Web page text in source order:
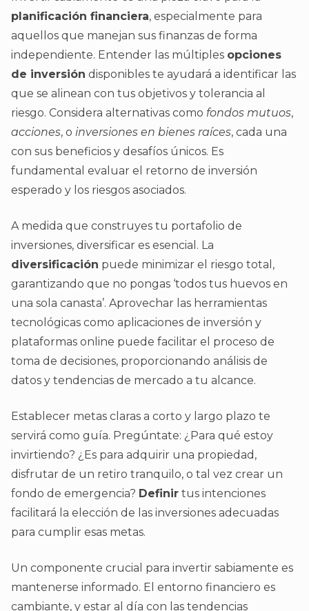
planificación financiera, especialmente para
aquellos que manejan sus finanzas de forma
independiente. Entender las múltiples opciones
de inversión disponibles te ayudará a identificar las
que se alinean con tus objetivos y tolerancia al
riesgo. Considera alternativas como fondos mutuos,
acciones, o inversiones en bienes raíces, cada una
con sus beneficios y desafíos únicos. Es
fundamental evaluar el retorno de inversión
esperado y los riesgos asociados.
A medida que construyes tu portafolio de
inversiones, diversificar es esencial. La
diversificación puede minimizar el riesgo total,
garantizando que no pongas ‘todos tus huevos en
una sola canasta’. Aprovechar las herramientas
tecnológicas como aplicaciones de inversión y
plataformas online puede facilitar el proceso de
toma de decisiones, proporcionando análisis de
datos y tendencias de mercado a tu alcance.
Establecer metas claras a corto y largo plazo te
servirá como guía. Pregúntate: ¿Para qué estoy
invirtiendo? ¿Es para adquirir una propiedad,
disfrutar de un retiro tranquilo, o tal vez crear un
fondo de emergencia? Definir tus intenciones
facilitará la elección de las inversiones adecuadas
para cumplir esas metas.
Un componente crucial para invertir sabiamente es
mantenerse informado. El entorno financiero es
cambiante, y estar al día con las tendencias